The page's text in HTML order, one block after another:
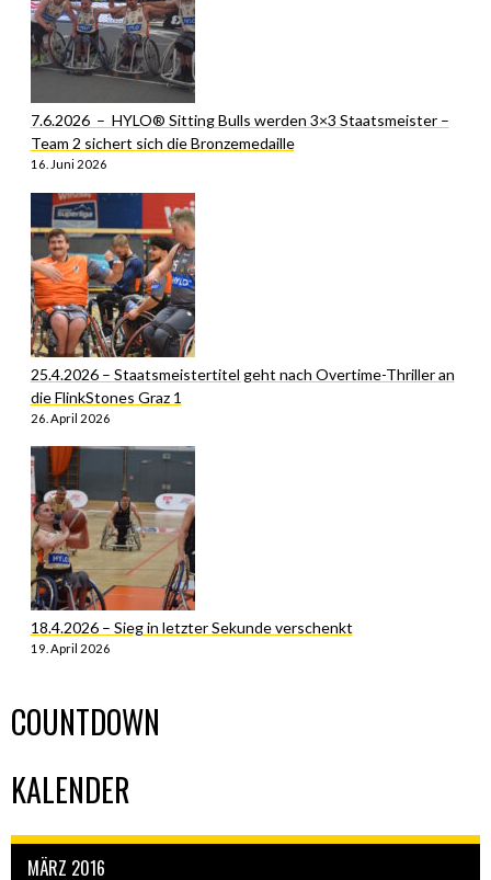
7.6.2026 – HYLO® Sitting Bulls werden 3×3 Staatsmeister –
Team 2 sichert sich die Bronzemedaille
16. Juni 2026
25.4.2026 – Staatsmeistertitel geht nach Overtime-Thriller an
die FlinkStones Graz 1
26. April 2026
18.4.2026 – Sieg in letzter Sekunde verschenkt
19. April 2026
COUNTDOWN
KALENDER
MÄRZ 2016